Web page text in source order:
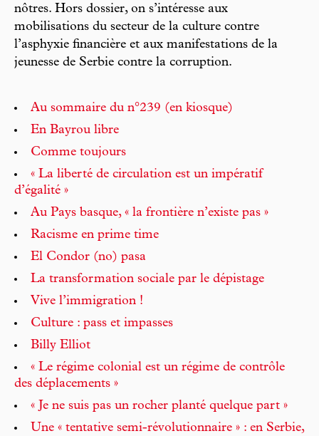
nôtres. Hors dossier, on s’intéresse aux
mobilisations du secteur de la culture contre
l’asphyxie financière et aux manifestations de la
jeunesse de Serbie contre la corruption.
Au sommaire du n°239 (en kiosque)
En Bayrou libre
Comme toujours
« La liberté de circulation est un impératif
d’égalité »
Au Pays basque, « la frontière n’existe pas »
Racisme en prime time
El Condor (no) pasa
La transformation sociale par le dépistage
Vive l’immigration !
Culture : pass et impasses
Billy Elliot
« Le régime colonial est un régime de contrôle
des déplacements »
« Je ne suis pas un rocher planté quelque part »
Une « tentative semi-révolutionnaire » : en Serbie,